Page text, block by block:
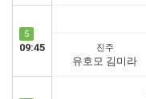
5
09:45 진주
유호모 김미라